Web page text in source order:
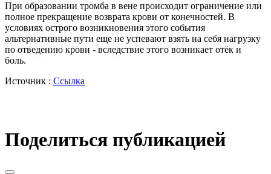
При образовании тромба в вене происходит ограничение или
полное прекращение возврата крови от конечностей. В
условиях острого возникновения этого события
альтернативные пути еще не успевают взять на себя нагрузку
по отведению крови - вследствие этого возникает отёк и
боль.
Источник : Ссылка
Поделиться публикацией